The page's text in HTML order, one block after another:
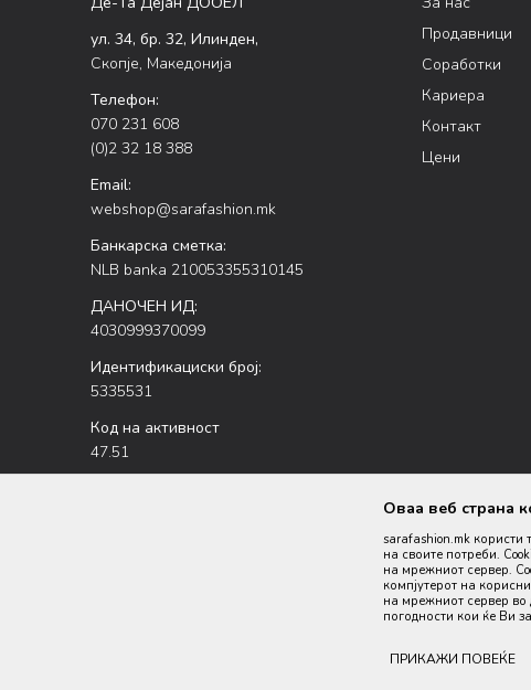
ул. 34, бр. 32, Илинден,
Скопје, Македонија
Телефон:
070 231 608
(0)2 32 18 388
Email:
webshop@sarafashion.mk
Банкарска сметка:
NLB banka 210053355310145
ДАНОЧЕН ИД:
4030999370099
Идентификациски број:
5335531
Код на активност
47.51
Продавници
Соработки
Кариера
Контакт
Цени
Настојуваме да бидеме што попрецизни во описот на
Оваа веб страна
sarafashion.mk користи
на своите потреби.
на мрежниот сервер.
компјутерот на
на мрежниот сервер во
погодности кои ќе Ви
ПРИКАЖИ ПОВЕЌЕ